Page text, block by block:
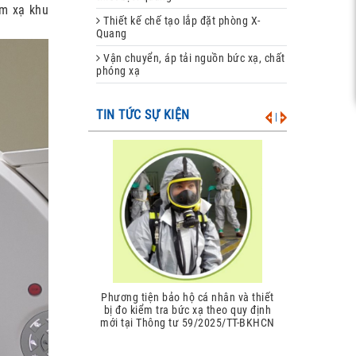
xạ khu
Thiết kế chế tạo lắp đặt phòng X-
Quang
Vận chuyển, áp tải nguồn bức xạ, chất
phóng xạ
TIN TỨC SỰ KIỆN
Giới hạn liều đối với chiếu xạ nghề
nghiệp và chiếu xạ công chúng theo
quy định tại Thông tư 59/2025/TT-